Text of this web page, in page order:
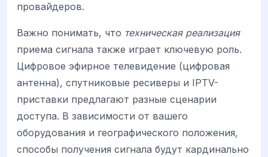
провайдеров.
Важно понимать, что техническая реализация
приема сигнала также играет ключевую роль.
Цифровое эфирное телевидение (цифровая
антенна), спутниковые ресиверы и IPTV-
приставки предлагают разные сценарии
доступа. В зависимости от вашего
оборудования и географического положения,
способы получения сигнала будут кардинально